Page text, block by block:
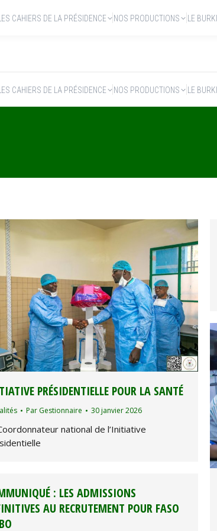
LES CAHIERS DE LA PRÉSIDENCE NOS PRODUCTIONS LE
PRÉSIDENTIELLE POUR LA SANTÉ
Par Gestionnaire 30 janvier 2026
national de l’Initiative
: LES ADMISSIONS
AU RECRUTEMENT POUR FASO
LES CAHIERS DE LA PRÉSIDENCE NOS PRODUCTIONS LE